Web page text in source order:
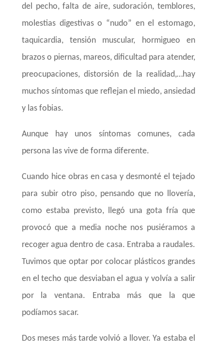
del pecho, falta de aire, sudoración, temblores,
molestias digestivas o “nudo” en el estomago,
taquicardia, tensión muscular, hormigueo en
brazos o piernas, mareos, dificultad para atender,
preocupaciones, distorsión de la realidad,…hay
muchos síntomas que reflejan el miedo, ansiedad
y las fobias.
Aunque hay unos síntomas comunes, cada
persona las vive de forma diferente.
Cuando hice obras en casa y desmonté el tejado
para subir otro piso, pensando que no llovería,
como estaba previsto, llegó una gota fría que
provocó que a media noche nos pusiéramos a
recoger agua dentro de casa. Entraba a raudales.
Tuvimos que optar por colocar plásticos grandes
en el techo que desviaban el agua y volvía a salir
por la ventana. Entraba más que la que
podíamos sacar.
Dos meses más tarde volvió a llover. Ya estaba el